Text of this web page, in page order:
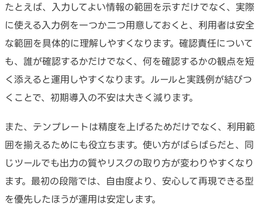
たとえば、入力してよい情報の範囲を示すだけでなく、実際
に使える入力例を一つか二つ用意しておくと、利用者は安全
な範囲を具体的に理解しやすくなります。確認責任について
も、誰が確認するかだけでなく、何を確認するかの観点を短
く添えると運用しやすくなります。ルールと実践例が結びつ
くことで、初期導入の不安は大きく減ります。
また、テンプレートは精度を上げるためだけでなく、利用範
囲を揃えるためにも役立ちます。使い方がばらばらだと、同
じツールでも出力の質やリスクの取り方が変わりやすくなり
ます。最初の段階では、自由度より、安心して再現できる型
を優先したほうが運用は安定します。